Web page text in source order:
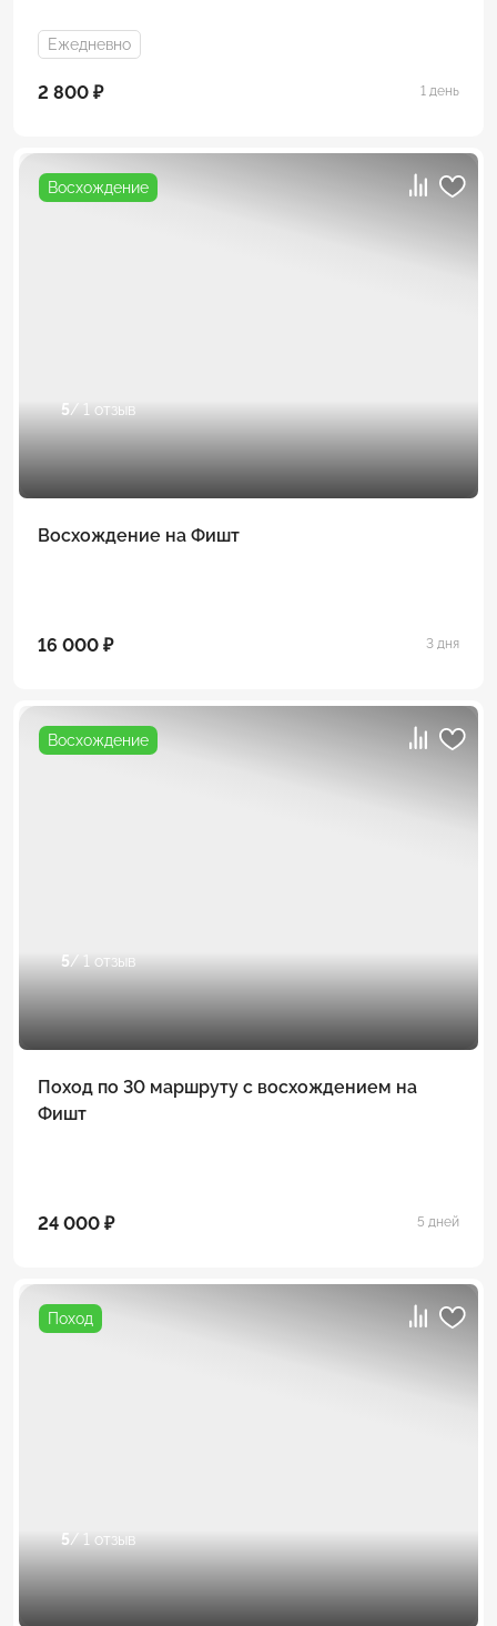
Ежедневно
2 800 ₽ 1 день
Восхождение
5/ 1 отзыв
Восхождение на Фишт
16 000 ₽ 3 дня
Восхождение
5/ 1 отзыв
Поход по 30 маршруту с восхождением на
Фишт
24 000 ₽ 5 дней
Поход
5/ 1 отзыв